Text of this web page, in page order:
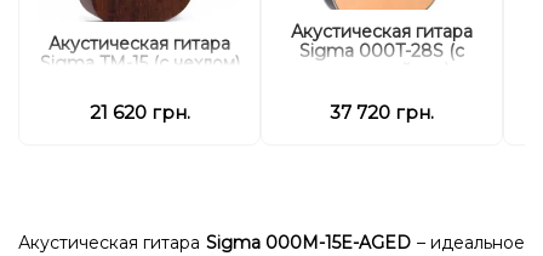
Акустическая гитара
Sigma TM-15 (с чехлом)
21 620 грн.
Акустическая гитара
Sigma 000T-28S (с
37 720 грн.
Акустическая гитара Sigma 000M-15E-AGED – идеальное